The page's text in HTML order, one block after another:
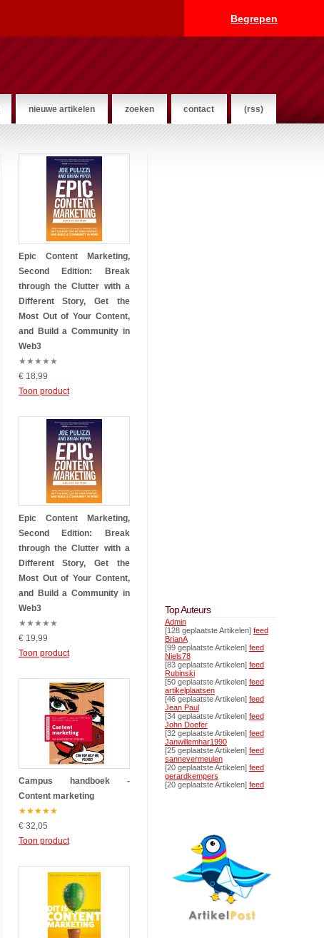
Begrepen
nieuwe artikelen zoeken contact (rss)
Epic Content Marketing,
Second Edition: Break
through the Clutter with a
Different Story, Get the
Most Out of Your Content,
and Build a Community in
Web3
★★★★★
€ 18,99
Toon product
Epic Content Marketing,
Second Edition: Break
through the Clutter with a
Different Story, Get the
Most Out of Your Content,
and Build a Community in
Web3
★★★★★
€ 19,99
Toon product
Campus handboek -
Content marketing
★★★★★
€ 32,05
Toon product
Top Auteurs
Admin
[128 geplaatste Artikelen] feed
BrianA
[99 geplaatste Artikelen] feed
Niels78
[83 geplaatste Artikelen] feed
Rubinski
[50 geplaatste Artikelen] feed
artikelplaatsen
[46 geplaatste Artikelen] feed
Jean Paul
[34 geplaatste Artikelen] feed
John Doefer
[32 geplaatste Artikelen] feed
Janwillemhar1990
[25 geplaatste Artikelen] feed
sannevermeulen
[20 geplaatste Artikelen] feed
gerardkempers
[20 geplaatste Artikelen] feed